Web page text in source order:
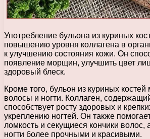
Употребление бульона из куриных
повышению уровня коллагена в
к улучшению состояния кожи. Он
появление морщин, улучшить цвет
здоровый блеск.
Кроме того, бульон из куриных костей
волосы и ногти. Коллаген,
способствует росту здоровых и
укреплению ногтей. Он также
ломкость и секущиеся кончики волос,
ногти более прочными и красивыми.